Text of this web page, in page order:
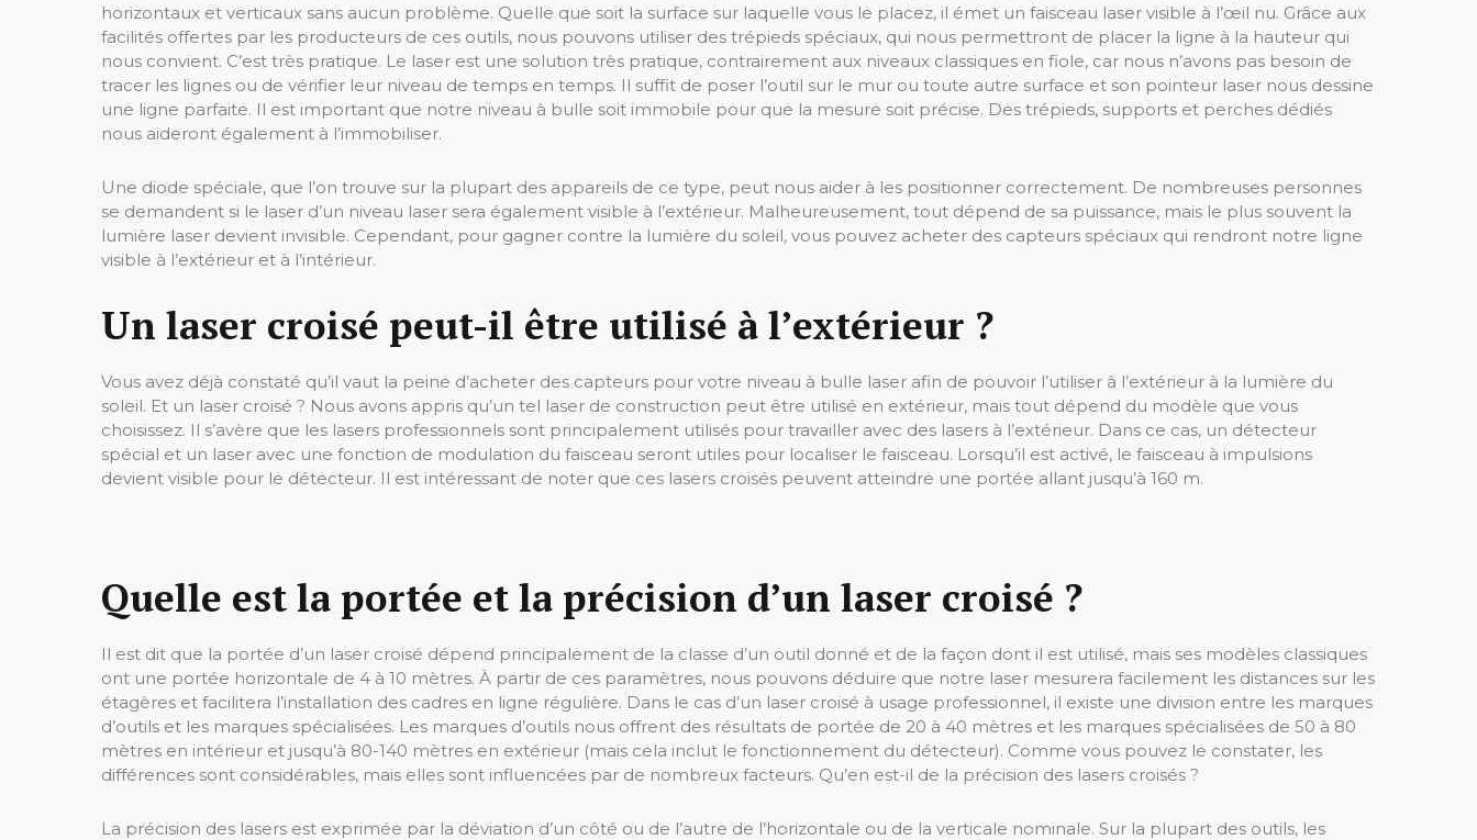
horizontaux et verticaux sans aucun problème. Quelle que soit la surface sur laquelle vous le placez, il émet un faisceau laser visible à l’œil nu. Grâce aux
facilités offertes par les producteurs de ces outils, nous pouvons utiliser des trépieds spéciaux, qui nous permettront de placer la ligne à la hauteur qui
nous convient. C’est très pratique. Le laser est une solution très pratique, contrairement aux niveaux classiques en fiole, car nous n’avons pas besoin de
tracer les lignes ou de vérifier leur niveau de temps en temps. Il suffit de poser l’outil sur le mur ou toute autre surface et son pointeur laser nous dessine
une ligne parfaite. Il est important que notre niveau à bulle soit immobile pour que la mesure soit précise. Des trépieds, supports et perches dédiés
nous aideront également à l’immobiliser.
Une diode spéciale, que l’on trouve sur la plupart des appareils de ce type, peut nous aider à les positionner correctement. De nombreuses personnes
se demandent si le laser d’un niveau laser sera également visible à l’extérieur. Malheureusement, tout dépend de sa puissance, mais le plus souvent la
lumière laser devient invisible. Cependant, pour gagner contre la lumière du soleil, vous pouvez acheter des capteurs spéciaux qui rendront notre ligne
visible à l’extérieur et à l’intérieur.
Un laser croisé peut-il être utilisé à l’extérieur ?
Vous avez déjà constaté qu’il vaut la peine d’acheter des capteurs pour votre niveau à bulle laser afin de pouvoir l’utiliser à l’extérieur à la lumière du
soleil. Et un laser croisé ? Nous avons appris qu’un tel laser de construction peut être utilisé en extérieur, mais tout dépend du modèle que vous
choisissez. Il s’avère que les lasers professionnels sont principalement utilisés pour travailler avec des lasers à l’extérieur. Dans ce cas, un détecteur
spécial et un laser avec une fonction de modulation du faisceau seront utiles pour localiser le faisceau. Lorsqu’il est activé, le faisceau à impulsions
devient visible pour le détecteur. Il est intéressant de noter que ces lasers croisés peuvent atteindre une portée allant jusqu’à 160 m.
Quelle est la portée et la précision d’un laser croisé ?
Il est dit que la portée d’un laser croisé dépend principalement de la classe d’un outil donné et de la façon dont il est utilisé, mais ses modèles classiques
ont une portée horizontale de 4 à 10 mètres. À partir de ces paramètres, nous pouvons déduire que notre laser mesurera facilement les distances sur les
étagères et facilitera l’installation des cadres en ligne régulière. Dans le cas d’un laser croisé à usage professionnel, il existe une division entre les marques
d’outils et les marques spécialisées. Les marques d’outils nous offrent des résultats de portée de 20 à 40 mètres et les marques spécialisées de 50 à 80
mètres en intérieur et jusqu’à 80-140 mètres en extérieur (mais cela inclut le fonctionnement du détecteur). Comme vous pouvez le constater, les
différences sont considérables, mais elles sont influencées par de nombreux facteurs. Qu’en est-il de la précision des lasers croisés ?
La précision des lasers est exprimée par la déviation d’un côté ou de l’autre de l’horizontale ou de la verticale nominale. Sur la plupart des outils, les